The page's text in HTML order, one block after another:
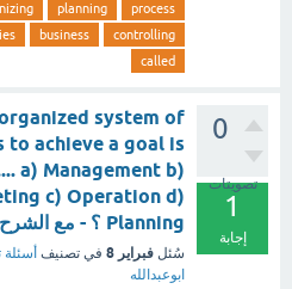
process
planning
controlling
business
called
0
تصويتات
1
إجابة
system of
achieve a goal is
a) Management b)
c) Operation d)
Planning ؟ - مع الشرح
سُئل فبراير 8 في تصنيف أسئلة
ابوعبدالله